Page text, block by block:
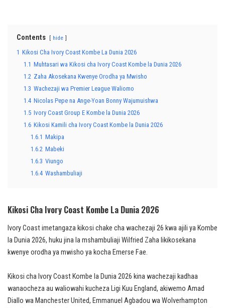
Contents hide
1 Kikosi Cha Ivory Coast Kombe La Dunia 2026
1.1 Muhtasari wa Kikosi cha Ivory Coast Kombe la Dunia 2026
1.2 Zaha Akosekana Kwenye Orodha ya Mwisho
1.3 Wachezaji wa Premier League Waliomo
1.4 Nicolas Pepe na Ange-Yoan Bonny Wajumuishwa
1.5 Ivory Coast Group E Kombe la Dunia 2026
1.6 Kikosi Kamili cha Ivory Coast Kombe la Dunia 2026
1.6.1 Makipa
1.6.2 Mabeki
1.6.3 Viungo
1.6.4 Washambuliaji
Kikosi Cha Ivory Coast Kombe La Dunia 2026
Ivory Coast imetangaza kikosi chake cha wachezaji 26 kwa ajili ya Kombe
la Dunia 2026, huku jina la mshambuliaji Wilfried Zaha likikosekana
kwenye orodha ya mwisho ya kocha Emerse Fae.
Kikosi cha Ivory Coast Kombe la Dunia 2026 kina wachezaji kadhaa
wanaocheza au waliowahi kucheza Ligi Kuu England, akiwemo Amad
Diallo wa Manchester United, Emmanuel Agbadou wa Wolverhampton